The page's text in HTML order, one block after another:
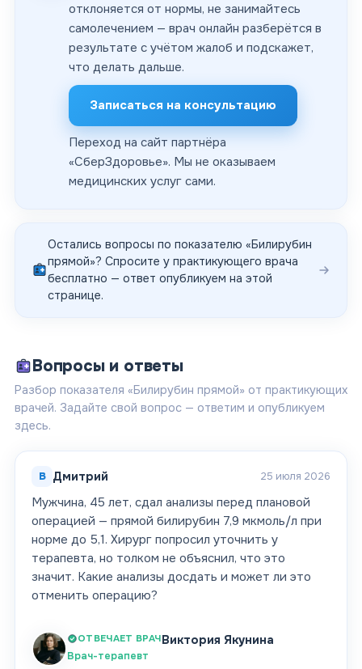
отклоняется от нормы, не занимайтесь
самолечением — врач онлайн разберётся в
результате с учётом жалоб и подскажет,
что делать дальше.
Записаться на консультацию
Переход на сайт партнёра
«СберЗдоровье». Мы не оказываем
медицинских услуг сами.
Остались вопросы по показателю «Билирубин
прямой»? Спросите у практикующего врача
бесплатно — ответ опубликуем на этой
странице.
Вопросы и ответы
Разбор показателя «Билирубин прямой» от практикующих
врачей. Задайте свой вопрос — ответим и опубликуем
здесь.
В Дмитрий 25 июля 2026
Мужчина, 45 лет, сдал анализы перед плановой
операцией — прямой билирубин 7,9 мкмоль/л при
норме до 5,1. Хирург попросил уточнить у
терапевта, но толком не объяснил, что это
значит. Какие анализы досдать и может ли это
отменить операцию?
ОТВЕЧАЕТ ВРАЧВиктория Якунина
Врач-терапевт